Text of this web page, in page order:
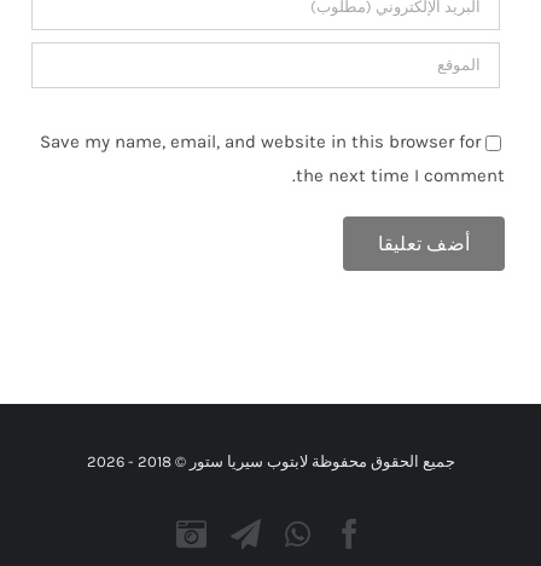
Save my name, email, and website in this browser for
the next time I comment.
جميع الحقوق محفوظة لابتوب سيريا ستور © 2018 - 2026
Facebook
WhatsApp
Telegram